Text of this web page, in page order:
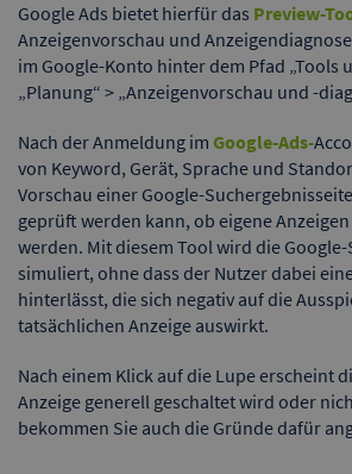
Google Ads bietet hierfür das Preview-
Anzeigenvorschau und
im Google-Konto hinter dem Pfad „Tools
„Planung“ > „Anzeigenvorschau und -
Nach der Anmeldung im Google-Ads-
von Keyword, Gerät, Sprache und
Vorschau einer Google-
geprüft werden kann, ob eigene
werden. Mit diesem Tool wird die
simuliert, ohne dass der Nutzer dabei
hinterlässt, die sich negativ auf die
tatsächlichen Anzeige auswirkt.
Nach einem Klick auf die Lupe erscheint
Anzeige generell geschaltet wird oder
bekommen Sie auch die Gründe dafür